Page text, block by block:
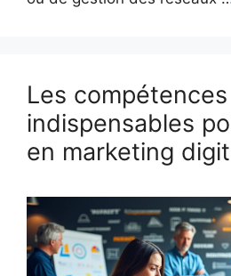
Les compétences
indispensables
en marketing